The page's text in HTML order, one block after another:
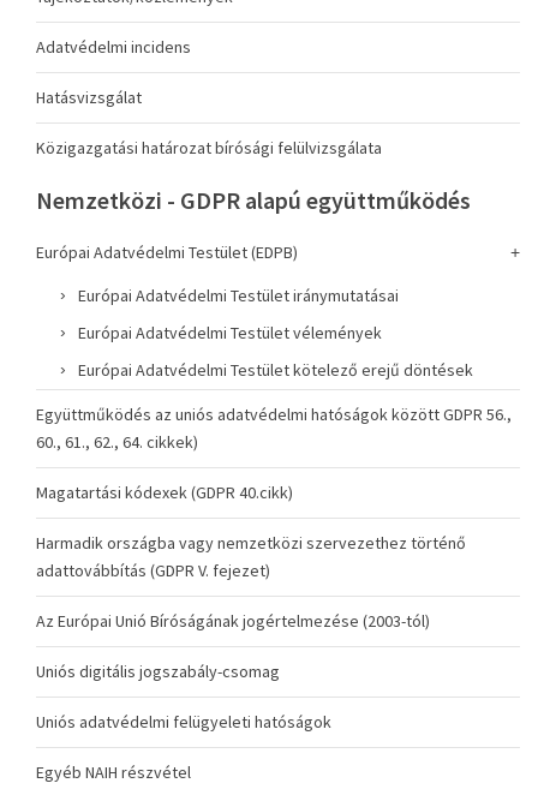
Adatvédelmi incidens
Hatásvizsgálat
Közigazgatási határozat bírósági felülvizsgálata
Nemzetközi - GDPR alapú együttműködés
Európai Adatvédelmi Testület (EDPB)
Európai Adatvédelmi Testület iránymutatásai
Európai Adatvédelmi Testület vélemények
Európai Adatvédelmi Testület kötelező erejű döntések
Együttműködés az uniós adatvédelmi hatóságok között GDPR 56.,
60., 61., 62., 64. cikkek)
Magatartási kódexek (GDPR 40.cikk)
Harmadik országba vagy nemzetközi szervezethez történő
adattovábbítás (GDPR V. fejezet)
Az Európai Unió Bíróságának jogértelmezése (2003-tól)
Uniós digitális jogszabály-csomag
Uniós adatvédelmi felügyeleti hatóságok
Egyéb NAIH részvétel